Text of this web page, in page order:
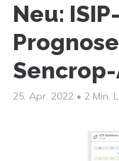
Neu:
25. Apr. 2022 • 2 Min.